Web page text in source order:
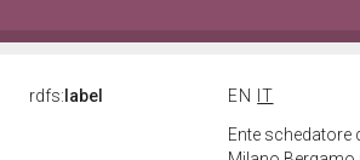
rdfs: label EN
IT
Ente schedatore